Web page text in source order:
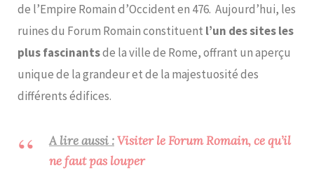
de l’Empire Romain d’Occident en 476. Aujourd’hui, les
ruines du Forum Romain constituent l’un des sites les
plus fascinantsde la ville de Rome, offrant un aperçu
unique de la grandeur et de la majestuosité des
différents édifices.
A lire aussi :Visiter le Forum Romain, ce qu’il
ne faut pas louper